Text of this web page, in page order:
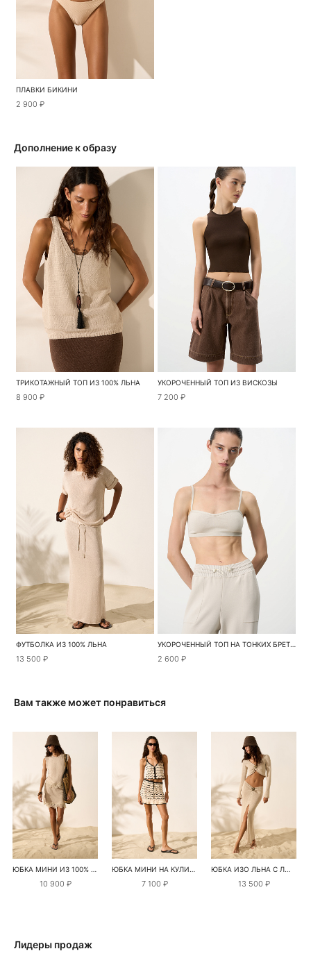
ПЛАВКИ БИКИНИ
2 900 ₽
Дополнение к образу
ТРИКОТАЖНЫЙ ТОП ИЗ 100% ЛЬНА
8 900 ₽
УКОРОЧЕННЫЙ ТОП ИЗ ВИСКОЗЫ
7 200 ₽
ФУТБОЛКА ИЗ 100% ЛЬНА
13 500 ₽
УКОРОЧЕННЫЙ ТОП НА ТОНКИХ БРЕТЕЛЯХ
2 600 ₽
Вам также может понравиться
ЮБКА МИНИ ИЗ 100% ЛЬНА С КРУЖЕВОМ
10 900 ₽
ЮБКА МИНИ НА КУЛИСКЕ С ПАЙЕТКАМИ
7 100 ₽
ЮБКА ИЗО ЛЬНА С ЛЮРЕКСОМ
13 500 ₽
Лидеры продаж